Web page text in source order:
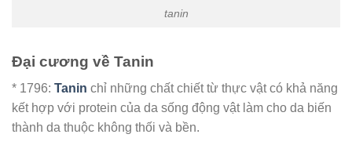
tanin
Đại cương về Tanin
* 1796: Tanin chỉ những chất chiết từ thực vật có khả năng
kết hợp với protein của da sống động vật làm cho da biến
thành da thuộc không thối và bền.